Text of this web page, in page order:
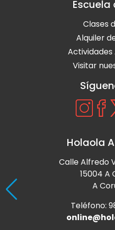
Escuela
Clases
Alquiler
Visitar
Holaola
Calle Alfredo
15004 A
A
Teléfono: